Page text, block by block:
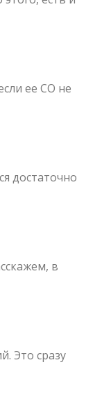
ее СО не
достаточно
в
Это сразу